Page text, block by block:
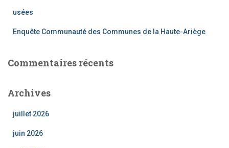
usées
Enquête Communauté des Communes de la Haute-Ariège
Commentaires récents
Archives
juillet 2026
juin 2026